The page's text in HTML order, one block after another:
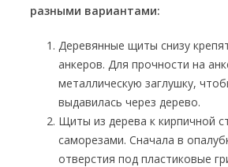
разными вариантами:
Деревянные щиты снизу
анкеров. Для прочности на
металлическую заглушку,
выдавилась через дерево.
Щиты из дерева к кирпичной
саморезами. Сначала в
отверстия под пластиковые